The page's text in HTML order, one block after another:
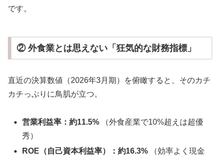
です。
② 外食業とは思えない「狂気的な財務指標」
直近の決算数値（2026年3月期）を俯瞰すると、そのカチ
カチっぷりに鳥肌が立つ。
営業利益率：約11.5% （外食産業で10%超えは超優
秀）
ROE（自己資本利益率）：約16.3% （効率よく現金